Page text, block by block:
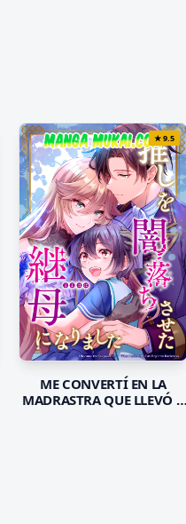
★9.5
ME CONVERTÍ EN LA
MADRASTRA QUE LLEVÓ A